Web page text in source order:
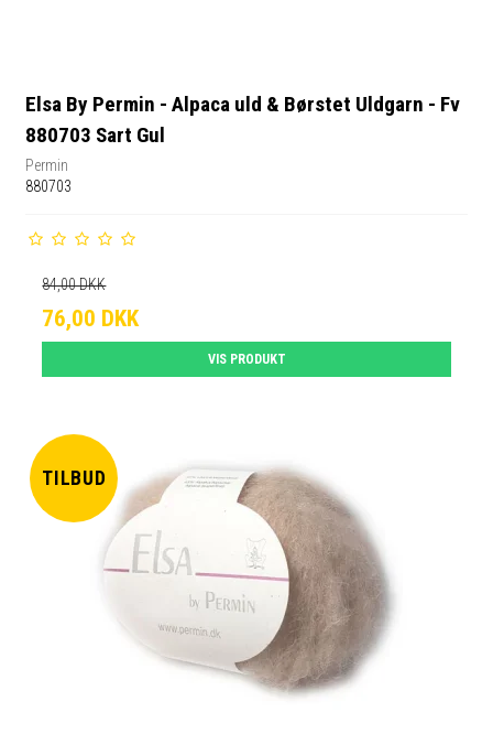
Elsa By Permin - Alpaca uld & Børstet Uldgarn - Fv
880703 Sart Gul
Permin
880703
84,00 DKK
76,00 DKK
VIS PRODUKT
TILBUD